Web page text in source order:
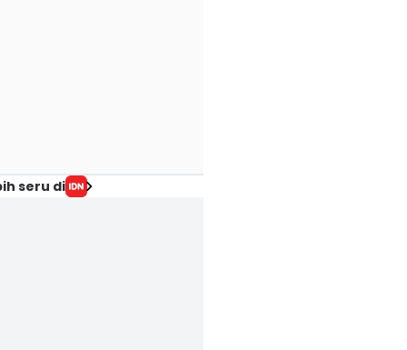
seru di